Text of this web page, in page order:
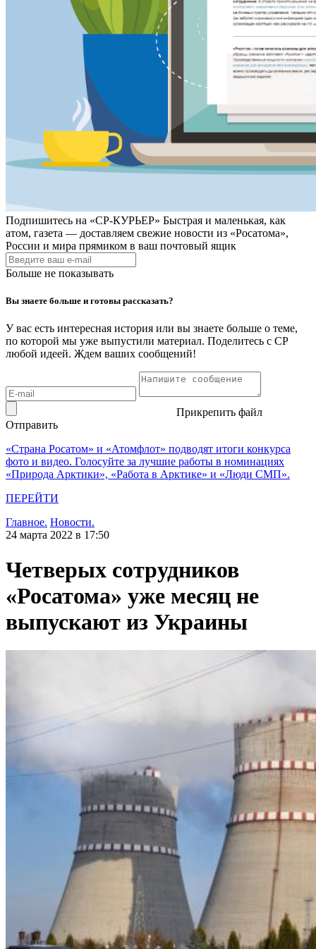
Подпишитесь на «СР-КУРЬЕР» Быстрая и маленькая, как
атом, газета — доставляем свежие новости из «Росатома»,
России и мира прямиком в ваш почтовый ящик
Больше не показывать
Вы знаете больше и готовы рассказать?
У вас есть интересная история или вы знаете больше о теме,
по которой мы уже выпустили материал. Поделитесь с СР
любой идеей. Ждем ваших сообщений!
Прикрепить файл
Отправить
«Страна Росатом» и «Атомфлот» подводят итоги конкурса
фото и видео. Голосуйте за лучшие работы в номинациях
«Природа Арктики», «Работа в Арктике» и «Люди СМП».
ПЕРЕЙТИ
Главное. Новости.
24 марта 2022 в 17:50
Четверых сотрудников
«Росатома» уже месяц не
выпускают из Украины